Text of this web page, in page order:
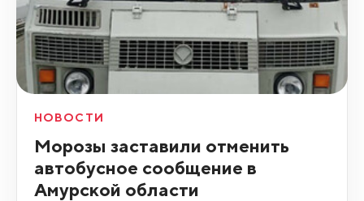
НОВОСТИ
Морозы заставили отменить
автобусное сообщение в
Амурской области